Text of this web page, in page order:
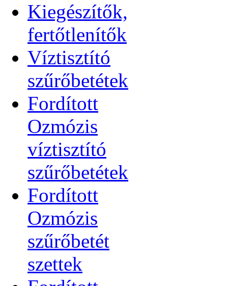
Kiegészítők,
fertőtlenítők
Víztisztító
szűrőbetétek
Fordított
Ozmózis
víztisztító
szűrőbetétek
Fordított
Ozmózis
szűrőbetét
szettek